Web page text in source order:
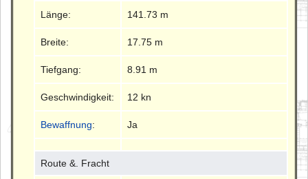
Länge: 141.73 m
Breite: 17.75 m
Tiefgang: 8.91 m
Geschwindigkeit: 12 kn
Bewaffnung: Ja
Route &. Fracht